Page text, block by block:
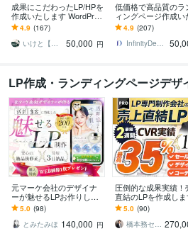
成果にこだわったLP/HPを
作成いたします WordPres
s/Studio 広告・集客・採用
LPに対応
4.9 (167)
いけと【デザインスタジオ LOCAL】
50,000 円
低価格で高品質のラ
ィングページ作成い
ます ココナラ実績
以上の実績ありハイ
リティLP制作
4.9 (207)
InfinityDesign1127
LP作成・ランディングページデザ
元マーケ会社のデザイナ
ーが魅せるLPお作りしま
す マーケティング視点で
反応を高めるLPを設計！
5.0 (98)
とみたみほ 140,000 円
圧倒的な成果実績！
直結のLPを作成しま
ogle・Meta広告で成
原稿ゼロから丸投げ
5.0 (90)
橋本務セールスデザインオフィス合同会社